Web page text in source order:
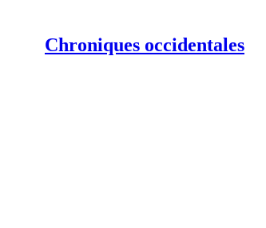
Chroniques occidentales